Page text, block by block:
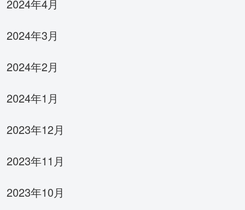
2024年4月
2024年3月
2024年2月
2024年1月
2023年12月
2023年11月
2023年10月